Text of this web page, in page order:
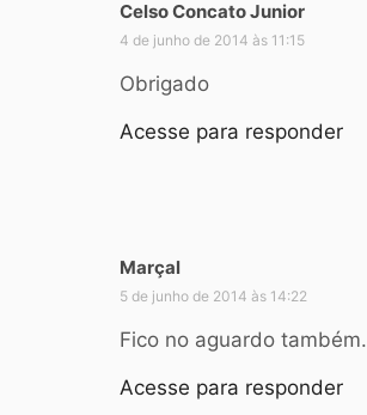
Celso Concato Junior
:
4 de junho de 2014 às 11:15
Obrigado
Acesse para responder
Marçal
i
s
:
5 de junho de 2014 às 14:22
Fico no aguardo também.
Acesse para responder